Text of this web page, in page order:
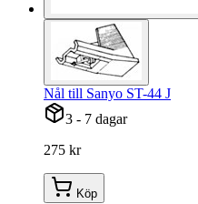
Nål till Sanyo ST-44 J
3 - 7 dagar
275 kr
Köp